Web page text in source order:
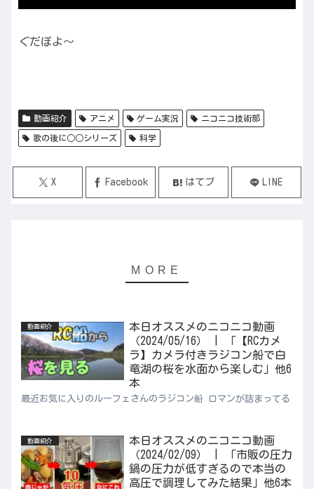
ぐだぽよ～
動画紹介 アニメ ゲーム実況 ニコニコ技術部
歌の後に○○シリーズ 科学
X Facebook はてブ LINE
動画紹介
本日オススメのニコニコ動画
（2024/05/16） | 「【RCカメ
ラ】カメラ付きラジコン船で白
竜湖の桜を水面から楽しむ」他6
本
最近お気に入りのルーフェさんのラジコン船 ロマンが詰まってる
動画紹介
本日オススメのニコニコ動画
（2024/02/09） | 「市販の圧力
鍋の圧力が低すぎるので本当の
高圧で調理してみた結果」他6本